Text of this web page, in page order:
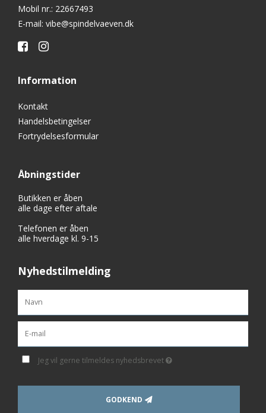
Mobil nr.: 22667493
E-mail: vibe@spindelvaeven.dk
Information
Kontakt
Handelsbetingelser
Fortrydelsesformular
Åbningstider
Butikken er åben
alle dage efter aftale
Telefonen er åben
alle hverdage kl. 9-15
Nyhedstilmelding
Jeg vil gerne tilmeldes nyhedsbrevet
GODKEND